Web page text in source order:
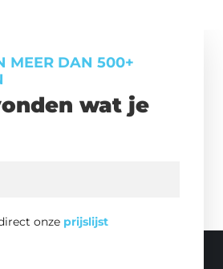
MEER DAN 500+
wat je
onze prijslijst